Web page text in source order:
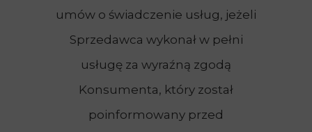
umów o świadczenie usług, jeżeli
Sprzedawca wykonał w pełni
usługę za wyraźną zgodą
Konsumenta, który został
poinformowany przed